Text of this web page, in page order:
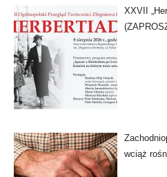
XXVII
wciąż